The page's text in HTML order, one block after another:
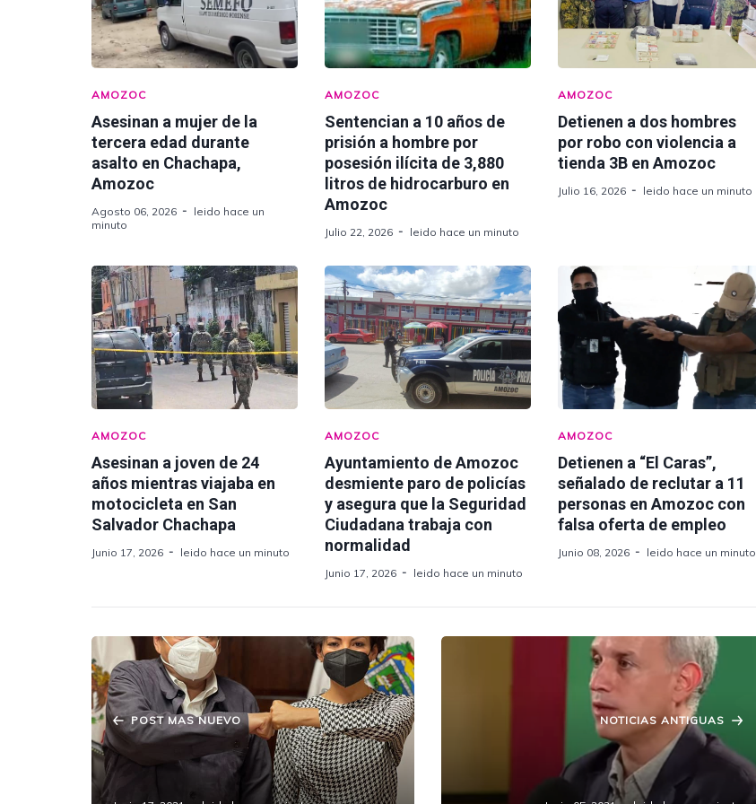
AMOZOC
Asesinan a mujer de la
tercera edad durante
asalto en Chachapa,
Amozoc
Agosto 06, 2026
leido hace un
minuto
AMOZOC
Sentencian a 10 años de
prisión a hombre por
posesión ilícita de 3,880
litros de hidrocarburo en
Amozoc
Julio 22, 2026 leido hace un minuto
AMOZOC
Detienen a dos hombres
por robo con violencia a
tienda 3B en Amozoc
Julio 16, 2026 leido hace un minuto
AMOZOC
Asesinan a joven de 24
años mientras viajaba en
motocicleta en San
Salvador Chachapa
Junio 17, 2026 leido hace un minuto
AMOZOC
Ayuntamiento de Amozoc
desmiente paro de policías
y asegura que la Seguridad
Ciudadana trabaja con
normalidad
Junio 17, 2026 leido hace un minuto
AMOZOC
Detienen a “El Caras”,
señalado de reclutar a 11
personas en Amozoc con
falsa oferta de empleo
Junio 08, 2026 leido hace un minuto
POST MAS NUEVO
Mónica Silva, próxima diputada local
por Amozoc se reúne con Barbosa.
NOTICIAS ANTIGUAS
Puebla en Semáforo Verde a partir
del 7 de junio.